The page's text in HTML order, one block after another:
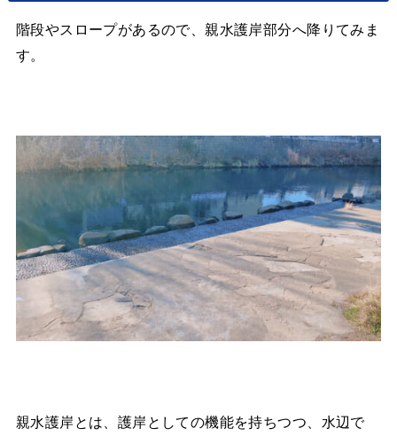
階段やスロープがあるので、親水護岸部分へ降りてみま
す。
親水護岸とは、護岸としての機能を持ちつつ、水辺で